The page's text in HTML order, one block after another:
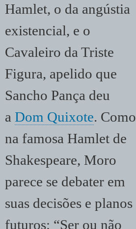
Hamlet, o da angústia
existencial, e o
Cavaleiro da Triste
Figura, apelido que
Sancho Pança deu
a Dom Quixote. Como
na famosa Hamlet de
Shakespeare, Moro
parece se debater em
suas decisões e planos
futuros: “Ser ou não